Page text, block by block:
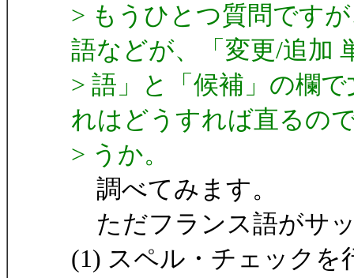
> もうひとつ質問です
語などが、「変更/追加
> 語」と「候補」の欄
れはどうすれば直るの
> うか。
調べてみます。
ただフランス語がサ
(1) スペル・チェック